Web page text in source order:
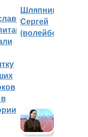
Шляпников
Сергей
(волейбол)